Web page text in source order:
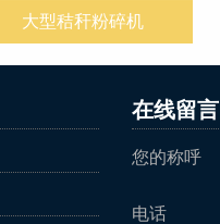
大型秸秆粉碎机
在线留言
您的称呼
电话